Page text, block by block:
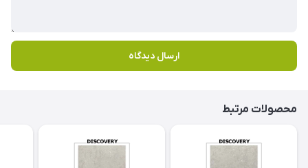
ارسال دیدگاه
محصولات مرتبط